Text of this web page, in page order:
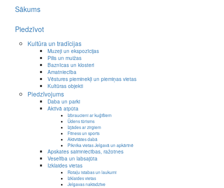
Sākums
Piedzīvot
Kultūra un tradīcijas
Muzeji un ekspozīcijas
Pilis un muižas
Baznīcas un klosteri
Amatniecība
Vēstures pieminekļi un piemiņas vietas
Kultūras objekti
Piedzīvojums
Daba un parki
Aktīvā atpūta
Izbraucieni ar kuģīšiem
Ūdens tūrisms
Izjādes ar zirgiem
Fitness un sports
Aktivitātes dabā
Piknika vietas Jelgavā un apkārtnē
Apskates saimniecības, ražotnes
Veselība un labsajūta
Izklaides vietas
Rotaļu istabas un laukumi
Izklaides vietas
Jelgavas naktsdzīve